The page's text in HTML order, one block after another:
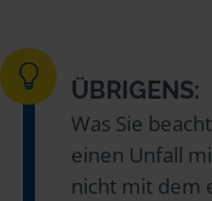
ÜBRIGENS:
Was Sie
einen Unfall
nicht mit dem